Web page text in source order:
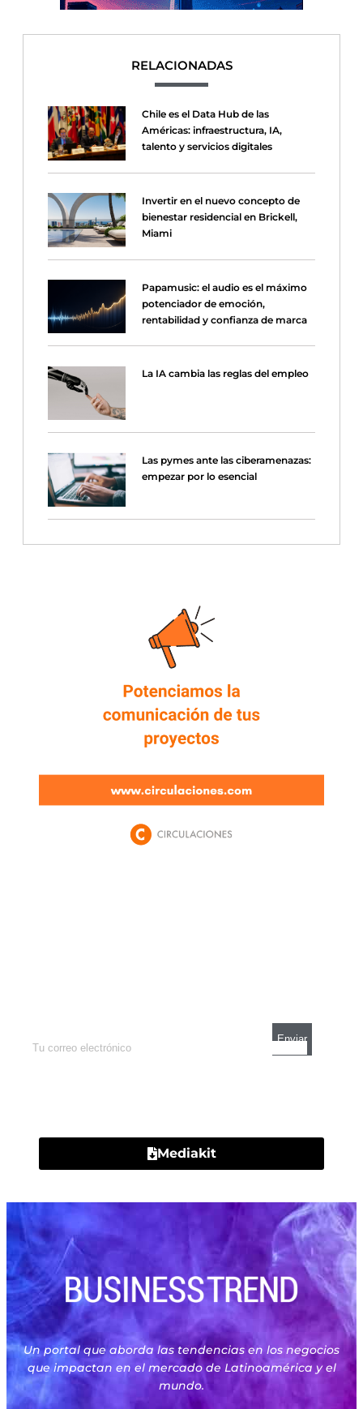
RELACIONADAS
Chile es el Data Hub de las
Américas: infraestructura, IA,
talento y servicios digitales
Invertir en el nuevo concepto de
bienestar residencial en Brickell,
Miami
Papamusic: el audio es el máximo
potenciador de emoción,
rentabilidad y confianza de marca
La IA cambia las reglas del empleo
Las pymes ante las ciberamenazas:
empezar por lo esencial
Mediakit
Un portal que aborda las tendencias en los negocios
que impactan en el mercado de Latinoamérica y el
mundo.